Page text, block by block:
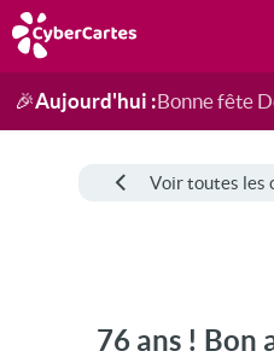
Anniversaire
Fête du jour
Amour
Amitié
Merci
Toutes les cartes
🎉Aujourd'hui :Bonne fête
Voir toutes les
76 ans ! Bon